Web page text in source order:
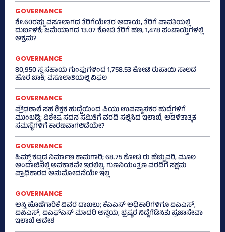
GOVERNANCE
ಶೇ.60ರಷ್ಟು ವಸೂಲಾಗದ ತೆರಿಗೆಯೇತರ ಆದಾಯ, ತೆರಿಗೆ ಪಾವತಿಯಲ್ಲಿ
ದುರ್ಬಳಕೆ; ಜಮೆಯಾಗದ 13.07 ಕೋಟಿ ತೆರಿಗೆ ಹಣ, 1,478 ಪಂಚಾಯ್ತಿಗಳಲ್ಲಿ
ಅಕ್ರಮ?
GOVERNANCE
80,950 ಸ್ವ ಸಹಾಯ ಗುಂಪುಗಳಿಂದ 1,758.53 ಕೋಟಿ ರುಪಾಯಿ ಸಾಲದ
ಹೊರ ಬಾಕಿ; ವಸೂಲಾತಿಯಲ್ಲಿ ವಿಫಲ
GOVERNANCE
ಪ್ರೌಢಶಾಲೆ ಸಹ ಶಿಕ್ಷಕ ಹುದ್ದೆಯಿಂದ ಪಿಯು ಉಪನ್ಯಾಸಕರ ಹುದ್ದೆಗಳಿಗೆ
ಮುಂಬಡ್ತಿ; ವಿಶೇಷ ಸದನ ಸಮಿತಿಗೆ ವರದಿ ಸಲ್ಲಿಸಿದ ಇಲಾಖೆ, ಆಡಳಿತಾತ್ಮಕ
ಸಮಸ್ಯೆಗಳಿಗೆ ಕಾರಣವಾಗಲಿದೆಯೇ?
GOVERNANCE
ಹಿಮ್ಸ್‌ ಕಟ್ಟಡ ನಿರ್ಮಾಣ ಕಾಮಗಾರಿ; 68.75 ಕೋಟಿ ರು ಹೆಚ್ಚುವರಿ, ಮೂಲ
ಅಂದಾಜಿನಲ್ಲಿ ಅವಕಾಶವೇ ಇರಲಿಲ್ಲ, ಗುಣನಿಯಂತ್ರಣ ವರದಿಗೆ ಸಕ್ಷಮ
ಪ್ರಾಧಿಕಾರದ ಅನುಮೋದನೆಯೇ ಇಲ್ಲ
GOVERNANCE
ಆಸ್ತಿ ಹೊಣೆಗಾರಿಕೆ ವಿವರ ದಾಖಲು; ಕೆಎಎಸ್ ಅಧಿಕಾರಿಗಳಿಗೂ ಐಎಎಸ್‌,
ಐಪಿಎಸ್‌, ಐಎಫ್‌ಎಸ್‌ ಮಾದರಿ ಅನ್ವಯ, ಭ್ರಷ್ಟರ ನಿದ್ದೆಗೆಡಿಸಿತು ಪ್ರಜಾಸೇವಾ
ಇಲಾಖೆ ಆದೇಶ